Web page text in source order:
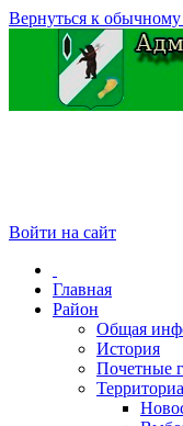
Вернуться к
Войти на сайт
Главная
Район
Общая
История
Почетные